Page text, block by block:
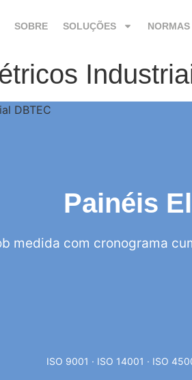
SOBRE SOLUÇÕES NORMAS
Painéis
medida com cronograma
ISO 9001 · ISO 14001 · ISO